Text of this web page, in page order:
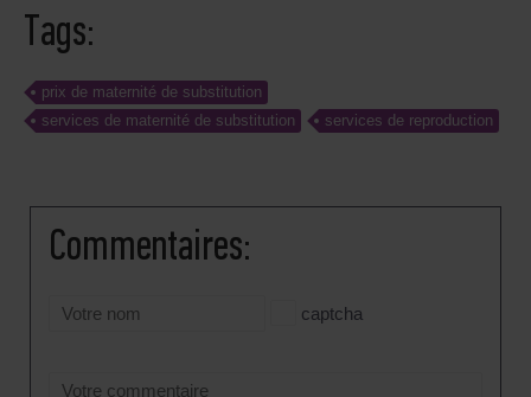
Tags:
prix de maternité de substitution
services de maternité de substitution
services de reproduction
Сommentaires:
captcha